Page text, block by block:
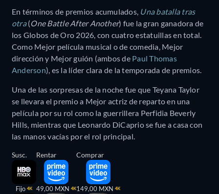
En términos de premios acumulados, Una batalla tras
otra(One Battle After Another) fue la gran ganadora de
los Globos de Oro 2026, con cuatro estatuillas en total.
Como Mejor película musical o de comedia, Mejor
dirección y Mejor guión (ambos de Paul Thomas
Anderson), es la líder clara de la temporada de premios.
Una de las sorpresas de la noche fue que Teyana Taylor
se llevara el premio a Mejor actriz de reparto en una
película por su rol como la guerrillera Perfidia Beverly
Hills, mientras que Leonardo DiCaprio se fue a casa con
las manos vacías por el rol principal.
Susc.
Fijo 4K
Rentar
49,00 MXN 4K
Comprar
149,00 MXN 4K